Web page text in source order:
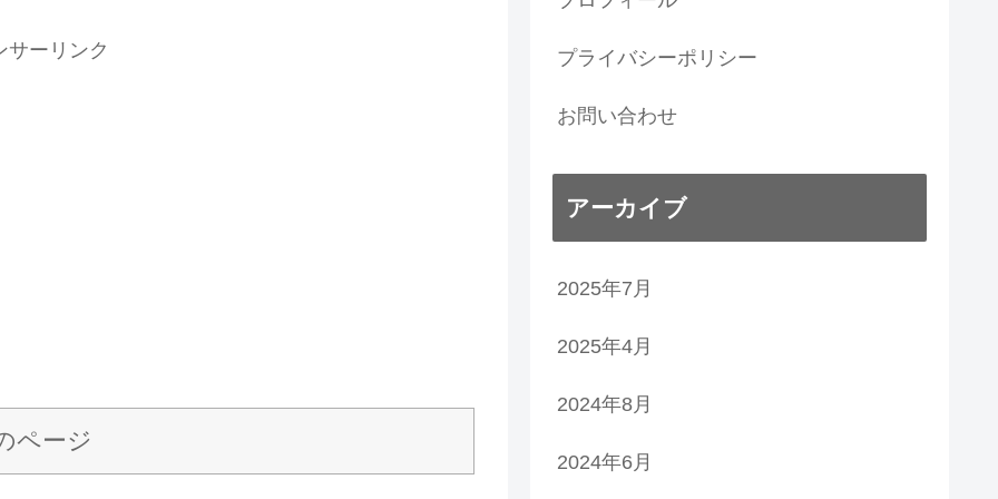
サーリンク
ページ
プライバシーポリシー
お問い合わせ
アーカイブ
2025年7月
2025年4月
2024年8月
2024年6月